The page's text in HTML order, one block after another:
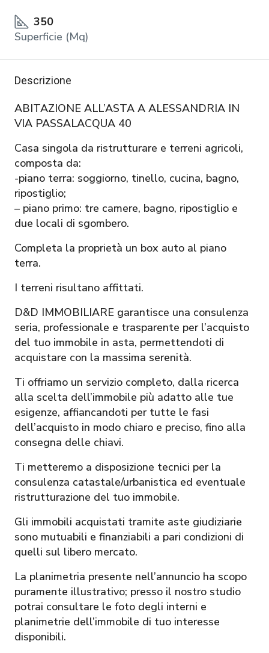
350
Superficie (Mq)
Descrizione
ABITAZIONE ALL’ASTA A ALESSANDRIA IN
VIA PASSALACQUA 40
Casa singola da ristrutturare e terreni agricoli,
composta da:
-piano terra: soggiorno, tinello, cucina, bagno,
ripostiglio;
– piano primo: tre camere, bagno, ripostiglio e
due locali di sgombero.
Completa la proprietà un box auto al piano
terra.
I terreni risultano affittati.
D&D IMMOBILIARE garantisce una consulenza
seria, professionale e trasparente per l’acquisto
del tuo immobile in asta, permettendoti di
acquistare con la massima serenità.
Ti offriamo un servizio completo, dalla ricerca
alla scelta dell’immobile più adatto alle tue
esigenze, affiancandoti per tutte le fasi
dell’acquisto in modo chiaro e preciso, fino alla
consegna delle chiavi.
Ti metteremo a disposizione tecnici per la
consulenza catastale/urbanistica ed eventuale
ristrutturazione del tuo immobile.
Gli immobili acquistati tramite aste giudiziarie
sono mutuabili e finanziabili a pari condizioni di
quelli sul libero mercato.
La planimetria presente nell’annuncio ha scopo
puramente illustrativo; presso il nostro studio
potrai consultare le foto degli interni e
planimetrie dell’immobile di tuo interesse
disponibili.